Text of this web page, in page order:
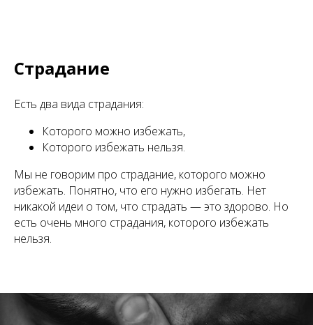
Страдание
Есть два вида страдания:
Которого можно избежать,
Которого избежать нельзя.
Мы не говорим про страдание, которого можно
избежать. Понятно, что его нужно избегать. Нет
никакой идеи о том, что страдать — это здорово. Но
есть очень много страдания, которого избежать
нельзя.